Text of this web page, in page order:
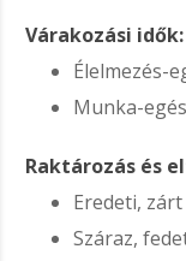
Várakozási idők:
Élelmezés-
Munka-
Raktározás és
Eredeti,
Száraz,